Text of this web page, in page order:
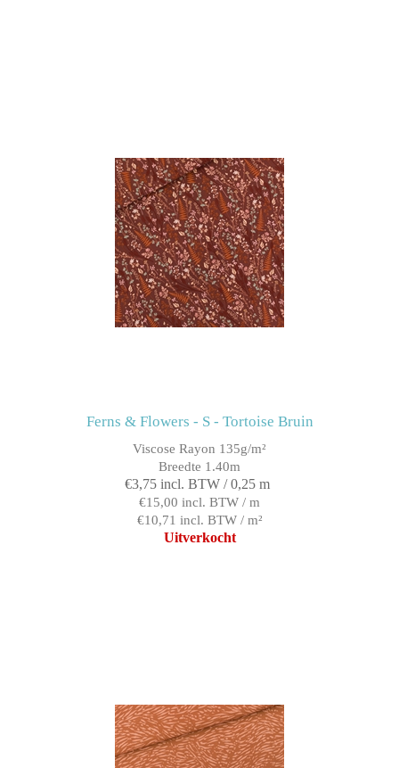
Ferns & Flowers - S - Tortoise Bruin
Viscose Rayon 135g/m²
Breedte 1.40m
€3,75 incl. BTW / 0,25 m
€15,00 incl. BTW / m
€10,71 incl. BTW / m²
Uitverkocht